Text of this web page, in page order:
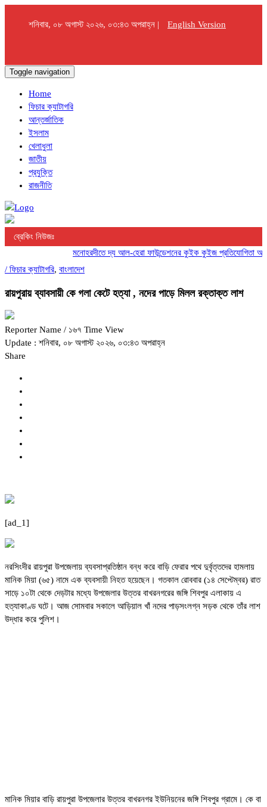
শনিবার, ০৮ অগাস্ট ২০২৬, ০৩:৪৩ অপরাহ্ন | English Version
Toggle navigation
Home
ফিচার ক্যাটাগরি
আন্তর্জাতিক
ইসলাম
খেলাধুলা
জাতীয়
প্রযুক্তি
রাজনীতি
ব্রেকিং নিউজঃ
মনোহরদীতে দ্য আল-হেরা ফাউন্ডেশনের কুইক কুইজ প্রতিযোগিতা
/ ফিচার ক্যাটাগরি, বাংলাদেশ
রায়পুরায় ব্যাবসায়ী কে গলা কেটে হত্যা , নদের পাড়ে মিলল রক্তাক্ত লাশ
Reporter Name / ১৬৭ Time View
Update : শনিবার, ০৮ অগাস্ট ২০২৬, ০৩:৪৩ অপরাহ্ন
Share
[ad_1]
নরসিংদীর রায়পুরা উপজেলায় ব্যবসাপ্রতিষ্ঠান বন্ধ করে বাড়ি ফেরার পথে দুর্বৃত্তদের হামলায়
মানিক মিয়া (৬৫) নামে এক ব্যবসায়ী নিহত হয়েছেন। গতকাল রোববার (১৪ সেপ্টেম্বর) রাত
সাড়ে ১০টা থেকে দেড়টার মধ্যে উপজেলার উত্তর বাখরনগরের জঙ্গি শিবপুর এলাকায় এ
হত্যাকাণ্ড ঘটে। আজ সোমবার সকালে আড়িয়াল খাঁ নদের পাড়সংলগ্ন সড়ক থেকে তাঁর লাশ
উদ্ধার করে পুলিশ।
মানিক মিয়ার বাড়ি রায়পুরা উপজেলার উত্তর বাখরনগর ইউনিয়নের জঙ্গি শিবপুর গ্রামে। কে বা